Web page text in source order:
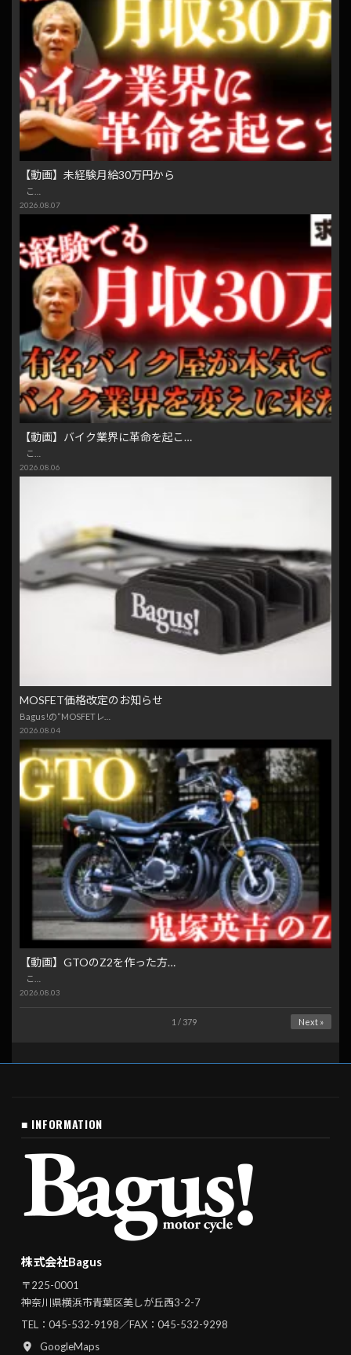
【動画】未経験月給30万円から
こ…
2026.08.07
【動画】バイク業界に革命を起こ…
こ…
2026.08.06
MOSFET価格改定のお知らせ
Bagus!の“MOSFETレ…
2026.08.04
【動画】GTOのZ2を作った方…
こ…
2026.08.03
1 / 379 Next »
■ INFORMATION
株式会社Bagus
〒225-0001
神奈川県横浜市青葉区美しが丘西3-2-7
TEL： 045-532-9198／FAX：045-532-9298
GoogleMaps